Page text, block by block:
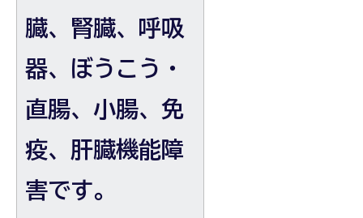
臓、腎臓、呼吸
器、ぼうこう・
直腸、小腸、免
疫、肝臓機能障
害です。